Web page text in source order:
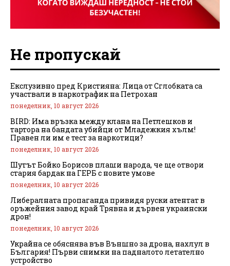
Не пропускай
Екслузивно пред Кристияна: Лица от Сглобката са
участвали в наркотрафик на Петрохан
понеделник, 10 август 2026
BIRD: Има връзка между клана на Петлешков и
тартора на бандата убийци от Младежкия хълм!
Правен ли им е тест за наркотици?
понеделник, 10 август 2026
Шутът Бойко Борисов плаши народа, че ще отвори
стария бардак на ГЕРБ с новите умове
понеделник, 10 август 2026
Либералната пропаганда привидя руски атентат в
оръжейния завод край Трявна и дървен украински
дрон!
понеделник, 10 август 2026
Украйна се обяснява във Външно за дрона, нахлул в
България! Първи снимки на падналото летателно
устройство